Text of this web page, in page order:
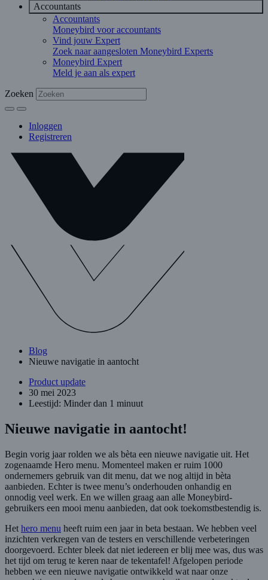
Accountants
Accountants
Moneybird voor accountants
Vind jouw Expert
Zoek naar aangesloten Moneybird Experts
Moneybird Expert
Meld je aan als expert
Zoeken
Inloggen
Registreren
Blog
Nieuwe navigatie in aantocht
Product update
30 mei 2023
Leestijd: Minder dan 1 minuut
Nieuwe navigatie in aantocht!
Begin vorig jaar rolden we als bèta een nieuwe navigatie uit. Het
zogenaamde Hero menu. Momenteel maken er ruim 1000
ondernemers gebruik van dit menu, dat we nog altijd in bèta
aanbieden. Echter is twee menu’s onderhouden onhandig en
onnodig veel werk. En we willen graag aan alle Moneybird-
gebruikers een mooi menu aanbieden, dat ook toekomstbestendig is.
Het hero menu heeft ruim een jaar in beta bestaan. We hebben veel
inzichten verkregen van de testers en verschillende verbeteringen
doorgevoerd. Echter bleek dat niet iedereen er blij mee was, dus was
het tijd om terug te keren naar de tekentafel! Afgelopen periode
hebben we een nieuwe navigatie ontwikkeld wat naar onze